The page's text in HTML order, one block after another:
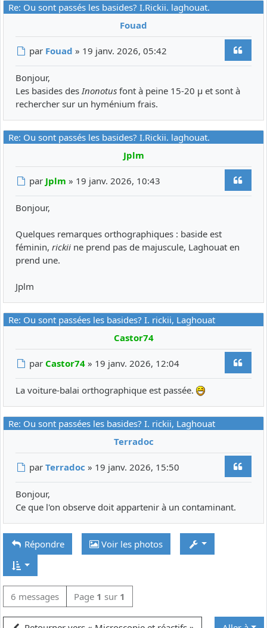
Re: Ou sont passés les basides? I.Rickii. laghouat.
Fouad
Message
par Fouad » 19 janv. 2026, 05:42
Bonjour,
Les basides des Inonotus font à peine 15-20 µ et sont à
rechercher sur un hyménium frais.
Re: Ou sont passés les basides? I.Rickii. laghouat.
Jplm
Message
par Jplm » 19 janv. 2026, 10:43
Bonjour,
Quelques remarques orthographiques : baside est
féminin, rickii ne prend pas de majuscule, Laghouat en
prend une.
Jplm
Re: Ou sont passées les basides? I. rickii, Laghouat
Castor74
Message
par Castor74 » 19 janv. 2026, 12:04
La voiture-balai orthographique est passée.
Re: Ou sont passées les basides? I. rickii, Laghouat
Terradoc
Message
parTerradoc » 19 janv. 2026, 15:50
Bonjour,
Ce que l'on observe doit appartenir à un contaminant.
Répondre Voir les photos
6 messages Page 1 sur 1